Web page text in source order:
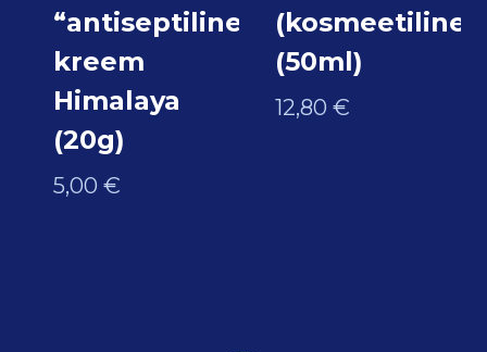
“antiseptiline”
kreem
Himalaya
(20g)
5,00 €
(kosmeetiline)
(50ml)
12,80 €